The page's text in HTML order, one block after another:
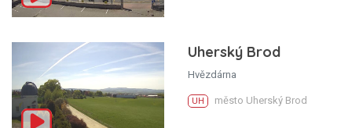
Uherský Brod
Hvězdárna
UH město Uherský Brod